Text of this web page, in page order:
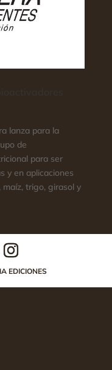
lanza para la
de
para ser
y en aplicaciones
trigo, girasol y
EDICIONES